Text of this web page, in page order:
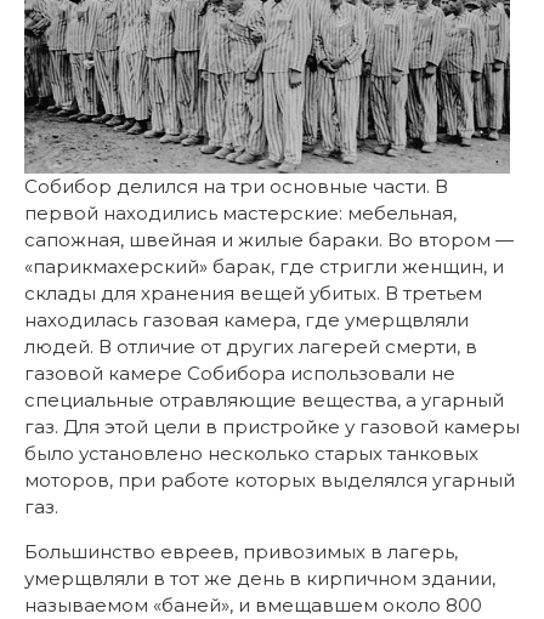
Собибор делился на три основные части. В
первой находились мастерские: мебельная,
сапожная, швейная и жилые бараки. Во втором —
«парикмахерский» барак, где стригли женщин, и
склады для хранения вещей убитых. В третьем
находилась газовая камера, где умерщвляли
людей. В отличие от других лагерей смерти, в
газовой камере Собибора использовали не
специальные отравляющие вещества, а угарный
газ. Для этой цели в пристройке у газовой камеры
было установлено несколько старых танковых
моторов, при работе которых выделялся угарный
газ.
Большинство евреев, привозимых в лагерь,
умерщвляли в тот же день в кирпичном здании,
называемом «баней», и вмещавшем около 800